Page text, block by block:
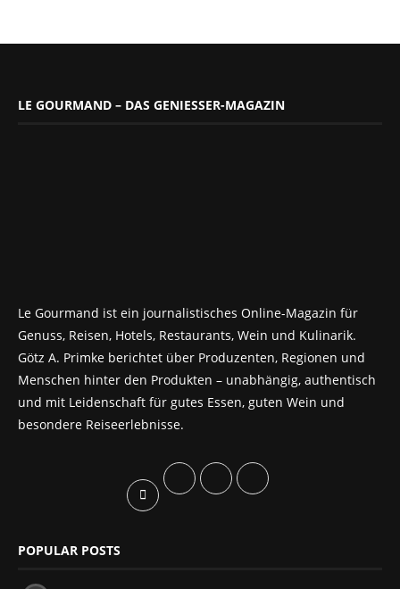
LE GOURMAND – DAS GENIESSER-MAGAZIN
Le Gourmand ist ein journalistisches Online-Magazin für
Genuss, Reisen, Hotels, Restaurants, Wein und Kulinarik.
Götz A. Primke berichtet über Produzenten, Regionen und
Menschen hinter den Produkten – unabhängig, authentisch
und mit Leidenschaft für gutes Essen, guten Wein und
besondere Reiseerlebnisse.
POPULAR POSTS